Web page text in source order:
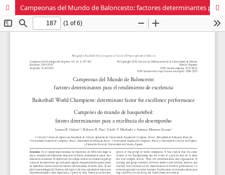
Campeonas del Mundo de Baloncesto: factores determinantes para el rendimiento de excelencia